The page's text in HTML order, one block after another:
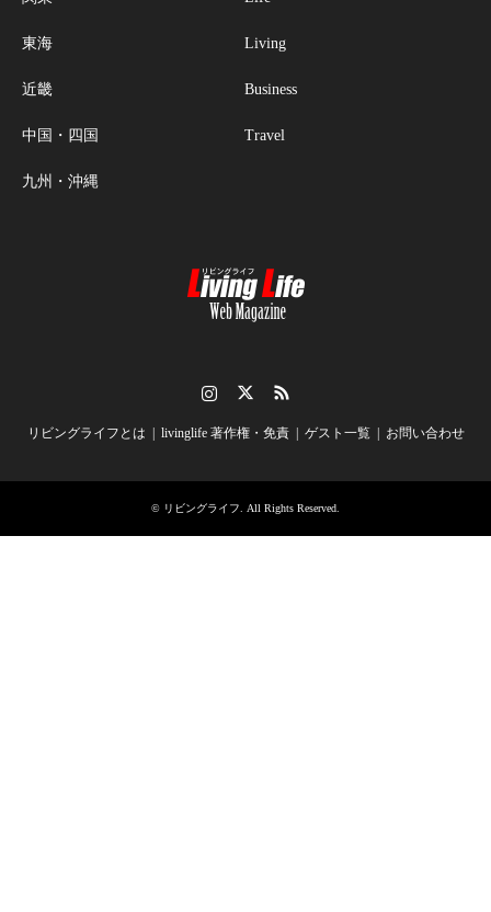
東海
近畿
中国・四国
九州・沖縄
Living
Business
Travel
リビングライフとは livinglife 著作権・免責 ゲスト一覧 お問い合わせ
© リビングライフ . All Rights Reserved.